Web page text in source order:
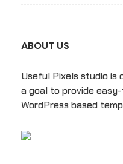
ABOUT US
Useful Pixels studio is
a goal to provide
WordPress based